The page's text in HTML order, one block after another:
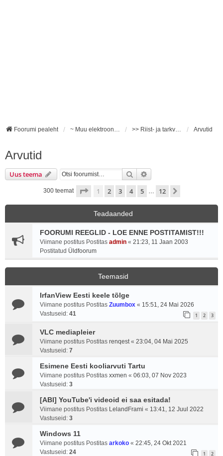
Foorumi pealeht ~ Muu elektroonika ~ >> Riist- ja tarkvara << Arvutid
Arvutid
Uus teema Otsi
300 teemat 1 . leht12 -st
1 2 3 4 5 … 12
Teadaanded
FOORUMI REEGLID - LOE ENNE POSTITAMIST!!!
Viimane postitus Postitas admin « 21:23, 11 Jaan 2003
Postitatud Üldfoorum
Teemasid
IrfanView Eesti keele tõlge
Viimane postitus Postitas Zuumbox « 15:51, 24 Mai 2026
Vastuseid: 41 1 2 3
VLC mediapleier
Viimane postitus Postitas renqest« 23:04, 04 Mai 2025
Vastuseid: 7
Esimene Eesti kooliarvuti Tartu
Viimane postitus Postitas xxmen « 06:03, 07 Nov 2023
Vastuseid: 3
[ABI] YouTube'i videoid ei saa esitada!
Viimane postitus Postitas LelandFrami « 13:41, 12 Juul 2022
Vastuseid: 3
Windows 11
Viimane postitus Postitas arkoko « 22:45, 24 Okt 2021
Vastuseid: 24 1 2